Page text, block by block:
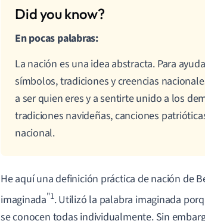
En pocas palabras:
La nación es una idea abstracta. Para
símbolos, tradiciones y creencias
a ser quien eres y a sentirte unido a los
tradiciones navideñas, canciones
nacional.
He aquí una definición práctica de nación de
imaginada"1. Utilizó la palabra imaginada
se conocen todas individualmente. Sin